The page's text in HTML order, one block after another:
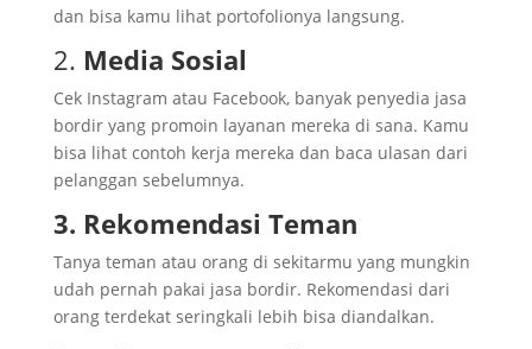
dan bisa kamu lihat portofolionya langsung.
2. Media Sosial
Cek Instagram atau Facebook, banyak penyedia jasa
bordir yang promoin layanan mereka di sana. Kamu
bisa lihat contoh kerja mereka dan baca ulasan dari
pelanggan sebelumnya.
3. Rekomendasi Teman
Tanya teman atau orang di sekitarmu yang mungkin
udah pernah pakai jasa bordir. Rekomendasi dari
orang terdekat seringkali lebih bisa diandalkan.